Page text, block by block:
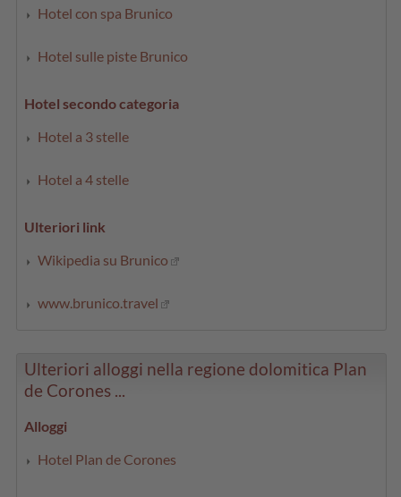
Hotel con spa Brunico
Hotel sulle piste Brunico
Hotel secondo categoria
Hotel a 3 stelle
Hotel a 4 stelle
Ulteriori link
Wikipedia su Brunico
www.brunico.travel
Ulteriori alloggi nella regione dolomitica Plan
de Corones ...
Alloggi
Hotel Plan de Corones